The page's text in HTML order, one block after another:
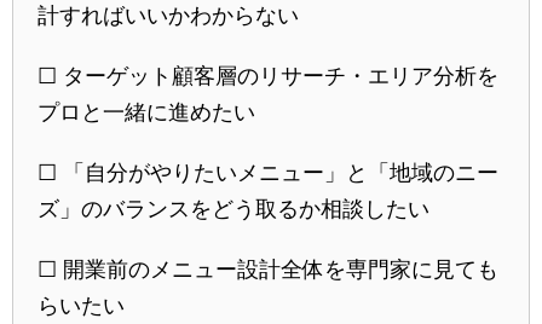
計すればいいかわからない
☐ ターゲット顧客層のリサーチ・エリア分析を
プロと一緒に進めたい
☐ 「自分がやりたいメニュー」と「地域のニー
ズ」のバランスをどう取るか相談したい
☐ 開業前のメニュー設計全体を専門家に見ても
らいたい